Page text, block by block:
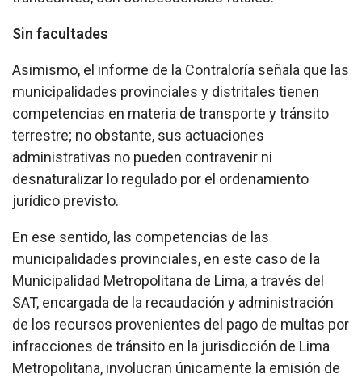
Sin facultades
Asimismo, el informe de la Contraloría señala que las
municipalidades provinciales y distritales tienen
competencias en materia de transporte y tránsito
terrestre; no obstante, sus actuaciones
administrativas no pueden contravenir ni
desnaturalizar lo regulado por el ordenamiento
jurídico previsto.
En ese sentido, las competencias de las
municipalidades provinciales, en este caso de la
Municipalidad Metropolitana de Lima, a través del
SAT, encargada de la recaudación y administración
de los recursos provenientes del pago de multas por
infracciones de tránsito en la jurisdicción de Lima
Metropolitana, involucran únicamente la emisión de